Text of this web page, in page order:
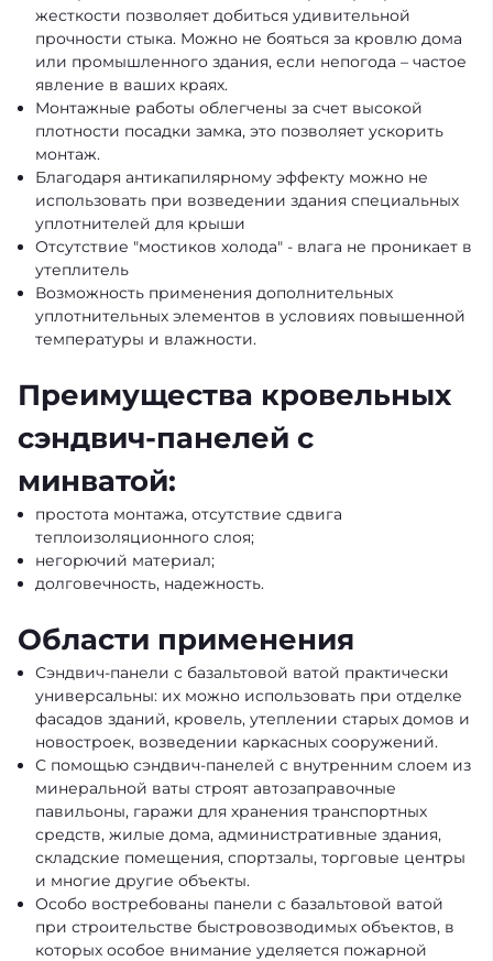
жесткости позволяет добиться удивительной
прочности стыка. Можно не бояться за кровлю дома
или промышленного здания, если непогода – частое
явление в ваших краях.
Монтажные работы облегчены за счет высокой
плотности посадки замка, это позволяет ускорить
монтаж.
Благодаря антикапилярному эффекту можно не
использовать при возведении здания специальных
уплотнителей для крыши
Отсутствие "мостиков холода" - влага не проникает в
утеплитель
Возможность применения дополнительных
уплотнительных элементов в условиях повышенной
температуры и влажности.
Преимущества кровельных
сэндвич-панелей с
минватой:
простота монтажа, отсутствие сдвига
теплоизоляционного слоя;
негорючий материал;
долговечноcть, надежность.
Области применения
Сэндвич-панели с базальтовой ватой практически
универсальны: их можно использовать при отделке
фасадов зданий, кровель, утеплении старых домов и
новостроек, возведении каркасных сооружений.
С помощью сэндвич-панелей с внутренним слоем из
минеральной ваты строят автозаправочные
павильоны, гаражи для хранения транспортных
средств, жилые дома, административные здания,
складские помещения, спортзалы, торговые центры
и многие другие объекты.
Особо востребованы панели с базальтовой ватой
при строительстве быстровозводимых объектов, в
которых особое внимание уделяется пожарной